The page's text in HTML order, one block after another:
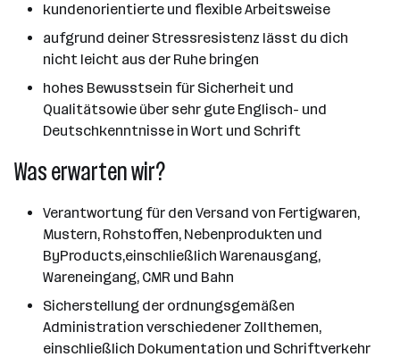
kundenorientierte und flexible Arbeitsweise
aufgrund deiner Stressresistenz lässt du dich
nicht leicht aus der Ruhe bringen
hohes Bewusstsein für Sicherheit und
Qualitätsowie über sehr gute Englisch- und
Deutschkenntnisse in Wort und Schrift
Was erwarten wir?
Verantwortung für den Versand von Fertigwaren,
Mustern, Rohstoffen, Nebenprodukten und
ByProducts,einschließlich Warenausgang,
Wareneingang, CMR und Bahn
Sicherstellung der ordnungsgemäßen
Administration verschiedener Zollthemen,
einschließlich Dokumentation und Schriftverkehr